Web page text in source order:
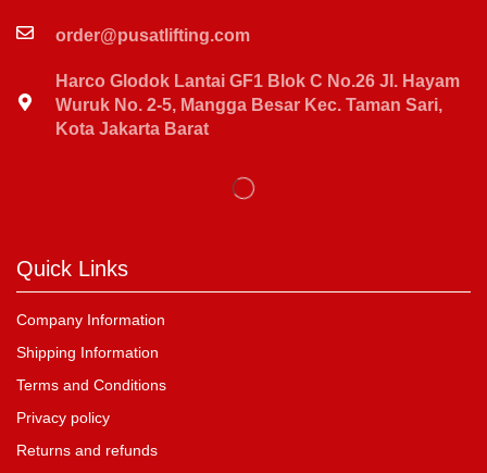
order@pusatlifting.com
Harco Glodok Lantai GF1 Blok C No.26 Jl. Hayam
Wuruk No. 2-5, Mangga Besar Kec. Taman Sari,
Kota Jakarta Barat
Quick Links
Company Information
Shipping Information
Terms and Conditions
Privacy policy
Returns and refunds